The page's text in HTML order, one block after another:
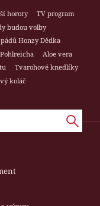
horory
TV program
budou volby
Honzy Dědka
Aloe vera
Tvarohové knedlíky
koláč